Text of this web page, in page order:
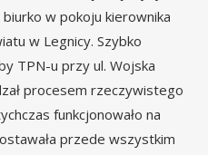
w pokoju kierownika
w Legnicy. Szybko
TPN-u przy ul. Wojska
procesem rzeczywistego
funkcjonowało na
przede wszystkim